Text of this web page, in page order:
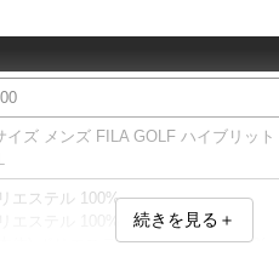
イズ メンズ FILA GOLF ハイブリッ
エステル 100%
本体):ポリエステル 50% ダウン 40%
続きを見る＋